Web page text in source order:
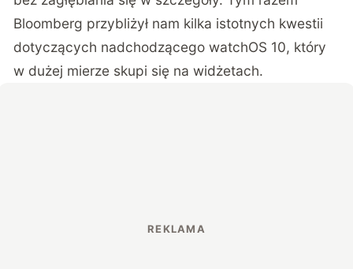
Bloomberg przybliżył nam kilka istotnych kwestii
dotyczących nadchodzącego watchOS 10, który
w dużej mierze skupi się na widżetach.